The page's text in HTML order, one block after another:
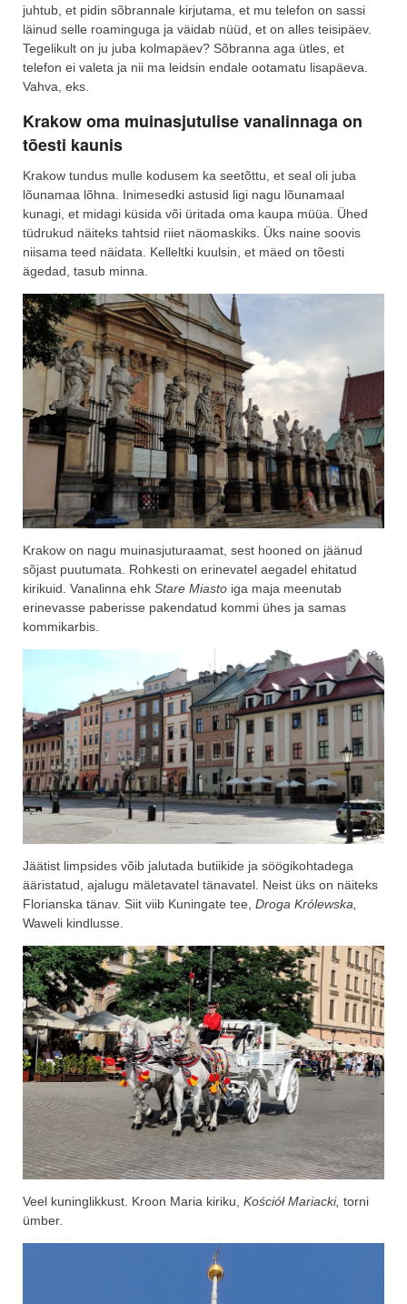
juhtub, et pidin sõbrannale kirjutama, et mu telefon on sassi
läinud selle roaminguga ja väidab nüüd, et on alles teisipäev.
Tegelikult on ju juba kolmapäev? Sõbranna aga ütles, et
telefon ei valeta ja nii ma leidsin endale ootamatu lisapäeva.
Vahva, eks.
Krakow oma muinasjutulise vanalinnaga on
tõesti kaunis
Krakow tundus mulle kodusem ka seetõttu, et seal oli juba
lõunamaa lõhna. Inimesedki astusid ligi nagu lõunamaal
kunagi, et midagi küsida või üritada oma kaupa müüa. Ühed
tüdrukud näiteks tahtsid riiet näomaskiks. Üks naine soovis
niisama teed näidata. Kelleltki kuulsin, et mäed on tõesti
ägedad, tasub minna.
Krakow on nagu muinasjuturaamat, sest hooned on jäänud
sõjast puutumata. Rohkesti on erinevatel aegadel ehitatud
kirikuid. Vanalinna ehk Stare Miasto iga maja meenutab
erinevasse paberisse pakendatud kommi ühes ja samas
kommikarbis.
Jäätist limpsides võib jalutada butiikide ja söögikohtadega
ääristatud, ajalugu mäletavatel tänavatel. Neist üks on näiteks
Florianska tänav. Siit viib Kuningate tee, Droga Królewska,
Waweli kindlusse.
Veel kuninglikkust. Kroon Maria kiriku, Kościół Mariacki, torni
ümber.